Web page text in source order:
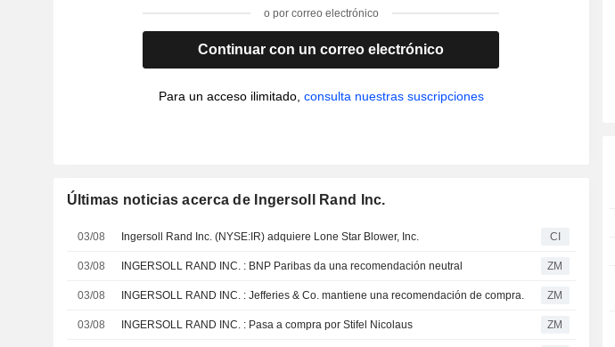
o por correo electrónico
Continuar con un correo electrónico
Para un acceso ilimitado, consulta nuestras suscripciones
Últimas noticias acerca de Ingersoll Rand Inc.
03/08 Ingersoll Rand Inc. (NYSE:IR) adquiere Lone Star Blower, Inc. CI
03/08 INGERSOLL RAND INC. : BNP Paribas da una recomendación neutral ZM
03/08 INGERSOLL RAND INC. : Jefferies & Co. mantiene una recomendación de compra. ZM
03/08 INGERSOLL RAND INC. : Pasa a compra por Stifel Nicolaus ZM